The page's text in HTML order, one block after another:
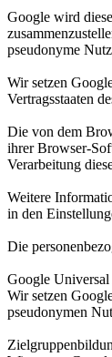
Google wird
pseudonyme
Wir setzen
Vertragsstaaten
Die von dem
ihrer Browser-
Verarbeitung
Weitere
in den
Die
Google
Wir setzen
pseudonymen